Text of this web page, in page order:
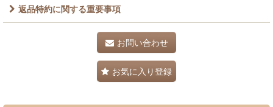
返品特約に関する重要事項
お問い合わせ
お気に入り登録